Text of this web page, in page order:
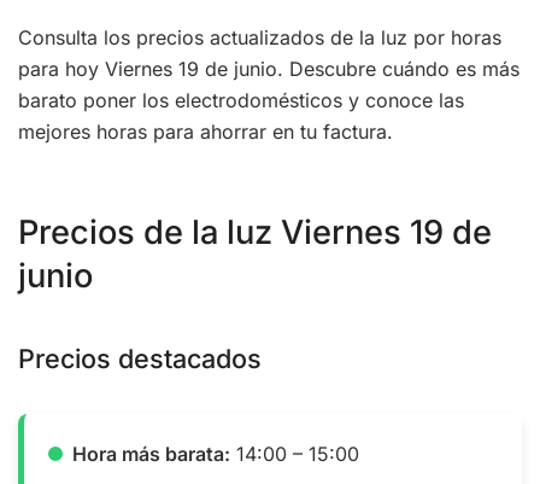
Consulta los precios actualizados de la luz por horas
para hoy Viernes 19 de junio. Descubre cuándo es más
barato poner los electrodomésticos y conoce las
mejores horas para ahorrar en tu factura.
Precios de la luz Viernes 19 de
junio
Precios destacados
Hora más barata: 14:00 – 15:00